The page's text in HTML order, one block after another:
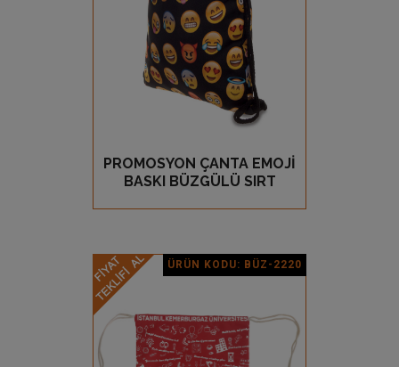
GÖZ AT
PROMOSYON ÇANTA EMOJİ
BASKI BÜZGÜLÜ SIRT
ÜRÜN KODU: BÜZ-2220
Ürün Detay